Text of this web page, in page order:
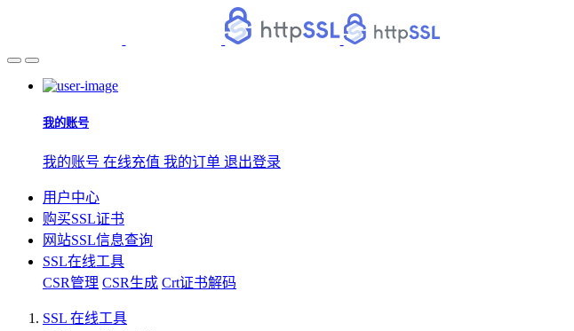
我的账号
我的账号 在线充值 我的订单 退出登录
用户中心
购买SSL证书
网站SSL信息查询
SSL在线工具
CSR管理 CSR生成 Crt证书解码
SSL 在线工具